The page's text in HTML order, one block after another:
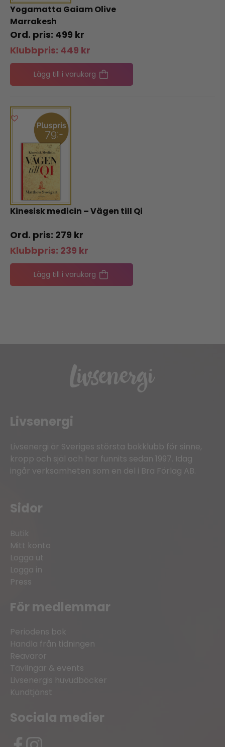
Yogamatta Gaiam Olive
Marrakesh
499 kr
Klubbpris: 449 kr
Lägg till i varukorg
Kinesisk medicin – Vägen till Qi
279 kr
Klubbpris: 239 kr
Lägg till i varukorg
Livsenergi
Livsenergi är Sveriges största bokklubb för sinne,
kropp och själ och har funnits sedan 1997. Idag
ingår verksamheten som en del i Bra Förlag AB.
Sidor
Butik
Mitt konto
Logga ut
Logga in
Press
För medlemmar
Periodens bok
Handla från tidningen
Reavaror
Tävlingar & events
Livsenergis huvudböcker
Kundtjänst
Sociala medier